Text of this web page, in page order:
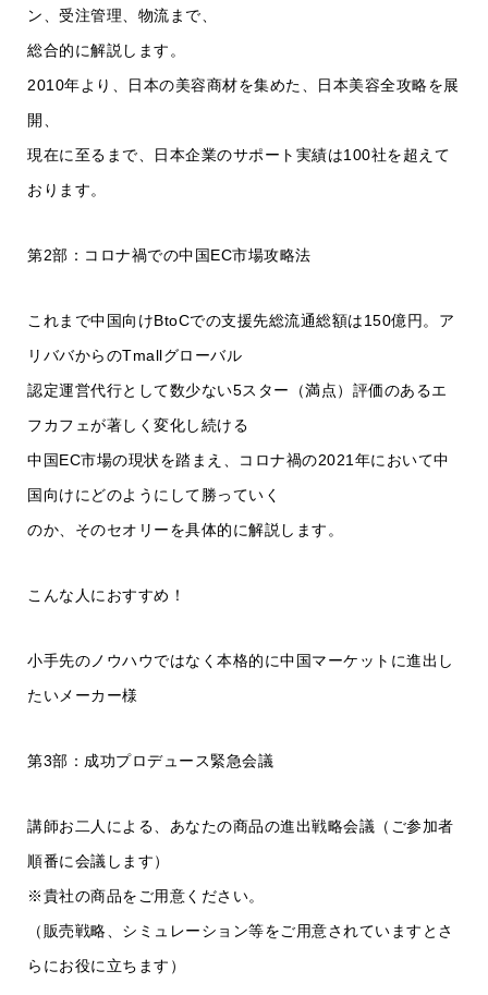
ン、受注管理、物流まで、
総合的に解説します。
2010年より、日本の美容商材を集めた、日本美容全攻略を展
開、
現在に至るまで、日本企業のサポート実績は100社を超えて
おります。
第2部：コロナ禍での中国EC市場攻略法
これまで中国向けBtoCでの支援先総流通総額は150億円。ア
リババからのTmallグローバル
認定運営代行として数少ない5スター（満点）評価のあるエ
フカフェが著しく変化し続ける
中国EC市場の現状を踏まえ、コロナ禍の2021年において中
国向けにどのようにして勝っていく
のか、そのセオリーを具体的に解説します。
こんな人におすすめ！
小手先のノウハウではなく本格的に中国マーケットに進出し
たいメーカー様
第3部：成功プロデュース緊急会議
講師お二人による、あなたの商品の進出戦略会議（ご参加者
順番に会議します）
※貴社の商品をご用意ください。
（販売戦略、シミュレーション等をご用意されていますとさ
らにお役に立ちます）